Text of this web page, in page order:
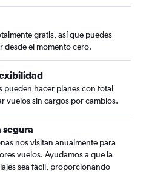
gratis, así que puedes
desde el momento cero.
pueden hacer planes con total
vuelos sin cargos por cambios.
segura
nos visitan anualmente para
vuelos. Ayudamos a que la
sea fácil, proporcionando